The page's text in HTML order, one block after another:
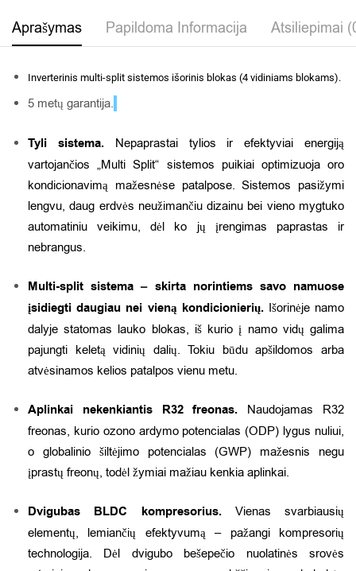
Aprašymas Papildoma Informacija Atsiliepimai
Inverterinis multi-split sistemos išorinis blokas (4 vidiniams blokams).
5 metų garantija.
Tyli sistema.Nepaprastai tylios ir efektyviai energiją
vartojančios „Multi Split“ sistemos puikiai optimizuoja oro
kondicionavimą mažesnėse patalpose. Sistemos pasižymi
lengvu, daug erdvės neužimančiu dizainu bei vieno mygtuko
automatiniu veikimu, dėl ko jų įrengimas paprastas ir
nebrangus.
Multi-split sistema – skirta norintiems savo namuose
įsidiegti daugiau nei vieną kondicionierių.Išorinėje namo
dalyje statomas lauko blokas, iš kurio į namo vidų galima
pajungti keletą vidinių dalių. Tokiu būdu apšildomos arba
atvėsinamos kelios patalpos vienu metu.
Aplinkai nekenkiantis R32 freonas. Naudojamas R32
freonas, kurio ozono ardymo potencialas (ODP) lygus nuliui,
o globalinio šiltėjimo potencialas (GWP) mažesnis negu
įprastų freonų, todėl žymiai mažiau kenkia aplinkai.
Dvigubas BLDC kompresorius.Vienas svarbiausių
elementų, lemiančių efektyvumą – pažangi kompresorių
technologija. Dėl dvigubo bešepečio nuolatinės srovės